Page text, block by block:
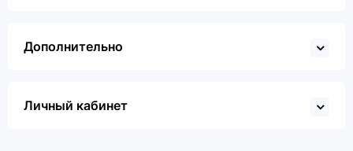
Дополнительно
Личный кабинет